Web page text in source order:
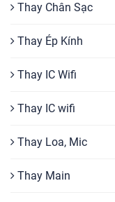
Thay Chân Sạc
Thay Ép Kính
Thay IC Wifi
Thay IC wifi
Thay Loa, Mic
Thay Main